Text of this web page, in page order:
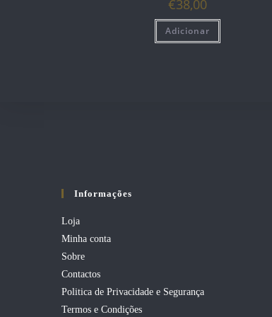
€38,00
Adicionar
Informações
Loja
Minha conta
Sobre
Contactos
Politica de Privacidade e Segurança
Termos e Condições